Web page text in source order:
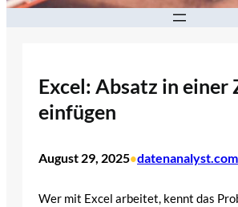
Excel: Absatz in einer
einfügen
August 29, 2025•datenanalyst.com
Wer mit Excel arbeitet, kennt das